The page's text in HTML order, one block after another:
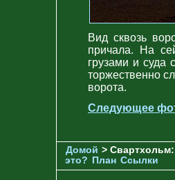
Вид сквозь
причала. На
грузами и суда
торжественно
ворота.
Следующее
Домой > Свартхольм:
это?
План Ссылки